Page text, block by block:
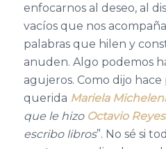
enfocarnos al deseo, al
vacíos que nos
palabras que hilen y
anuden. Algo podemos
agujeros. Como dijo
querida Mariela
que le hizo Octavio Reyes
escribo libros”. No sé si